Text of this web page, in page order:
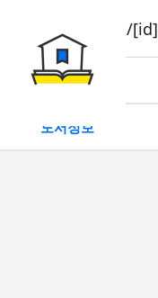
book/rent/[id]
대여
도서정보